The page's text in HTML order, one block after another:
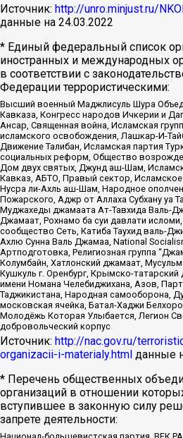
Источник: http://unro.minjust.ru/
данные на 24.03.2022
* Единый федеральный список
иностранных и международных
в соответствии с
Федерации террористическими:
Высший военный Маджлисуль Шура
Кавказа, Конгресс народов Ичкерии и
Ансар, Священная война, Исламская
исламского освобождения, Лашкар-И-
Движение Талибан, Исламская партия
социальных реформ, Общество
Дом двух святых, Джунд аш-Шам,
Кавказ, АБТО, Правый сектор,
Нусра ли-Ахль аш-Шам, Народное
Пожарского, Аджр от Аллаха Субхану уа
Муджахеды джамаата Ат-Тавхида Валь-
Джамаат, Рохнамо ба суи давлати
сообщество Сеть, Катиба Таухид валь-
Ахлю Сунна Валь Джамаа, National
Артподготовка, Религиозная группа
Колумбайн, Хатлонский джамаат,
Кушкуль г. Оренбург, Крымско-татарский
имени Номана Челебиджихана, Азов,
Таджикистана, Народная самооборона,
московская ячейка, Батал-Хаджи
Молодёжь Которая Улыбается, Легион
добровольческий корпус
Источник: http://nac.gov.ru/
organizacii-i-materialy.html данные
* Перечень общественных
организаций в отношении
вступившее в законную силу
запрете деятельности: